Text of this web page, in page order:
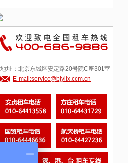
地址：北京东城区安定路20号院C座301室
E-mail:service@bjyllx.com.cn